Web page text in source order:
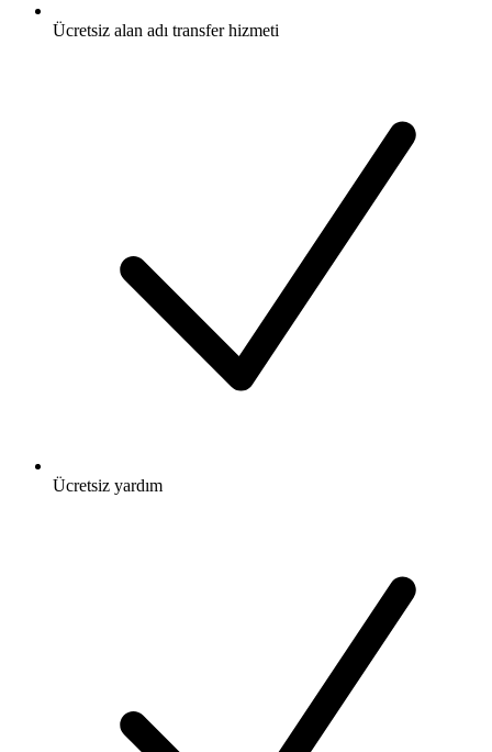
Ücretsiz alan adı transfer hizmeti
Ücretsiz yardım